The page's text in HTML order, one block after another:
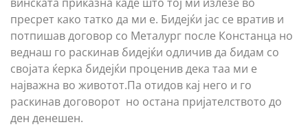
пресрет како татко да ми е. Бидејќи јас се вратив и
потпишав договор со Металург после Констанца но
веднаш го раскинав бидејќи одличив да бидам со
својата ќерка бидејќи проценив дека таа ми е
најважна во животот.Па отидов кај него и го
раскинав договорот но остана пријателството до
ден денешен.